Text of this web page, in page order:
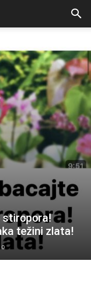
stiropora!
težini zlata!
0